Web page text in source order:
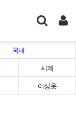
국내
시계
여성옷